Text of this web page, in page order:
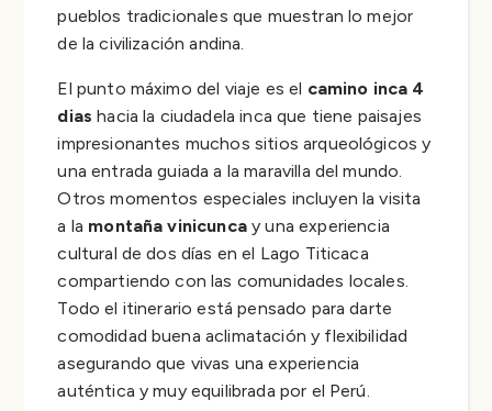
pueblos tradicionales que muestran lo mejor
de la civilización andina.
El punto máximo del viaje es el camino inca 4
dias hacia la ciudadela inca que tiene paisajes
impresionantes muchos sitios arqueológicos y
una entrada guiada a la maravilla del mundo.
Otros momentos especiales incluyen la visita
a la montaña vinicuncay una experiencia
cultural de dos días en el Lago Titicaca
compartiendo con las comunidades locales.
Todo el itinerario está pensado para darte
comodidad buena aclimatación y flexibilidad
asegurando que vivas una experiencia
auténtica y muy equilibrada por el Perú.